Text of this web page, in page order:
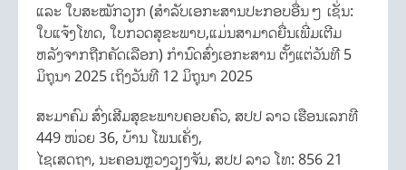
ແລະ ໃບສະໝັກວຽກ (ສໍາລັບເອກະສານປະກອບອື່ນໆ ເຊັ່ນ:
ໃບແຈ້ງໂທດ, ໃບກວດສຸຂະພາບ,ແມ່ນສາມາດຍື່ນເພີ່ມເຕີມ
ຫລັງຈາກຖືກຄັດເລືອກ) ກຳນົດສົ່ງເອກະສານ ຕັ້ງແຕ່ວັນທີ 5
ມິຖຸນາ 2025 ເຖິງວັນທີ 12 ມິຖຸນາ 2025
ສະມາຄົມ ສົ່ງເສີມສຸຂະພາບຄອບຄົວ, ສປປ ລາວ ເຮືອນເລກທີ
449 ໜ່ວຍ 36, ບ້ານ ໂພນເຄັ່ງ,
ໄຊເສດຖາ, ນະຄອນຫຼວງວຽງຈັນ, ສປປ ລາວ ໂທ: 856 21